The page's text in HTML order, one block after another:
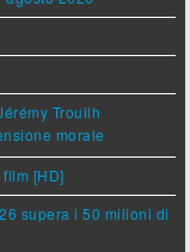
Trouilh
morale
[HD]
supera i 50 milioni di